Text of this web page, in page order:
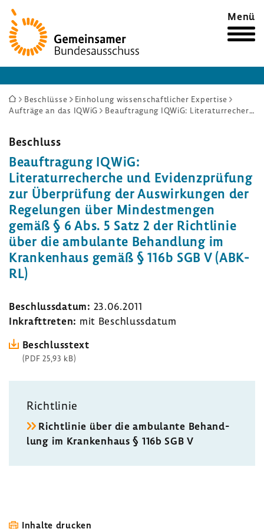
Zur
Startseite
Menü
Sie
sind
Beschlüsse
Einholung wissenschaftlicher Expertise
Aufträge an das IQWiG
Beauftragung IQWiG: Literaturrecherche und Evidenzprüfung zur Überprüfung der Auswirkungen der Regelungen über Mindestmengen gemäß § 6 Abs. 5 Satz 2 der Richtlinie über die ambulante Behandlung im Krankenhaus gemäß § 116b SGB V (ABK-RL)
Beschluss
Beauf­tra­gung IQWiG:
Lite­ra­tur­re­cherche und Evidenz­prü­fung
zur Über­prü­fung der Auswir­kungen der
Rege­lungen über Mindest­mengen
gemäß § 6 Abs. 5 Satz 2 der Richt­linie
über die ambu­lante Behand­lung im
Kran­ken­haus gemäß § 116b SGB V (ABK-
RL)
Beschluss­datum: 23.06.2011
Inkraft­treten: mit Beschluss­datum
Beschluss­text
(PDF 25,93 kB)
Richt­linie
Richt­linie über die ambu­lante Behand­
lung im Kran­ken­haus § 116b SGB V
Inhalte drucken